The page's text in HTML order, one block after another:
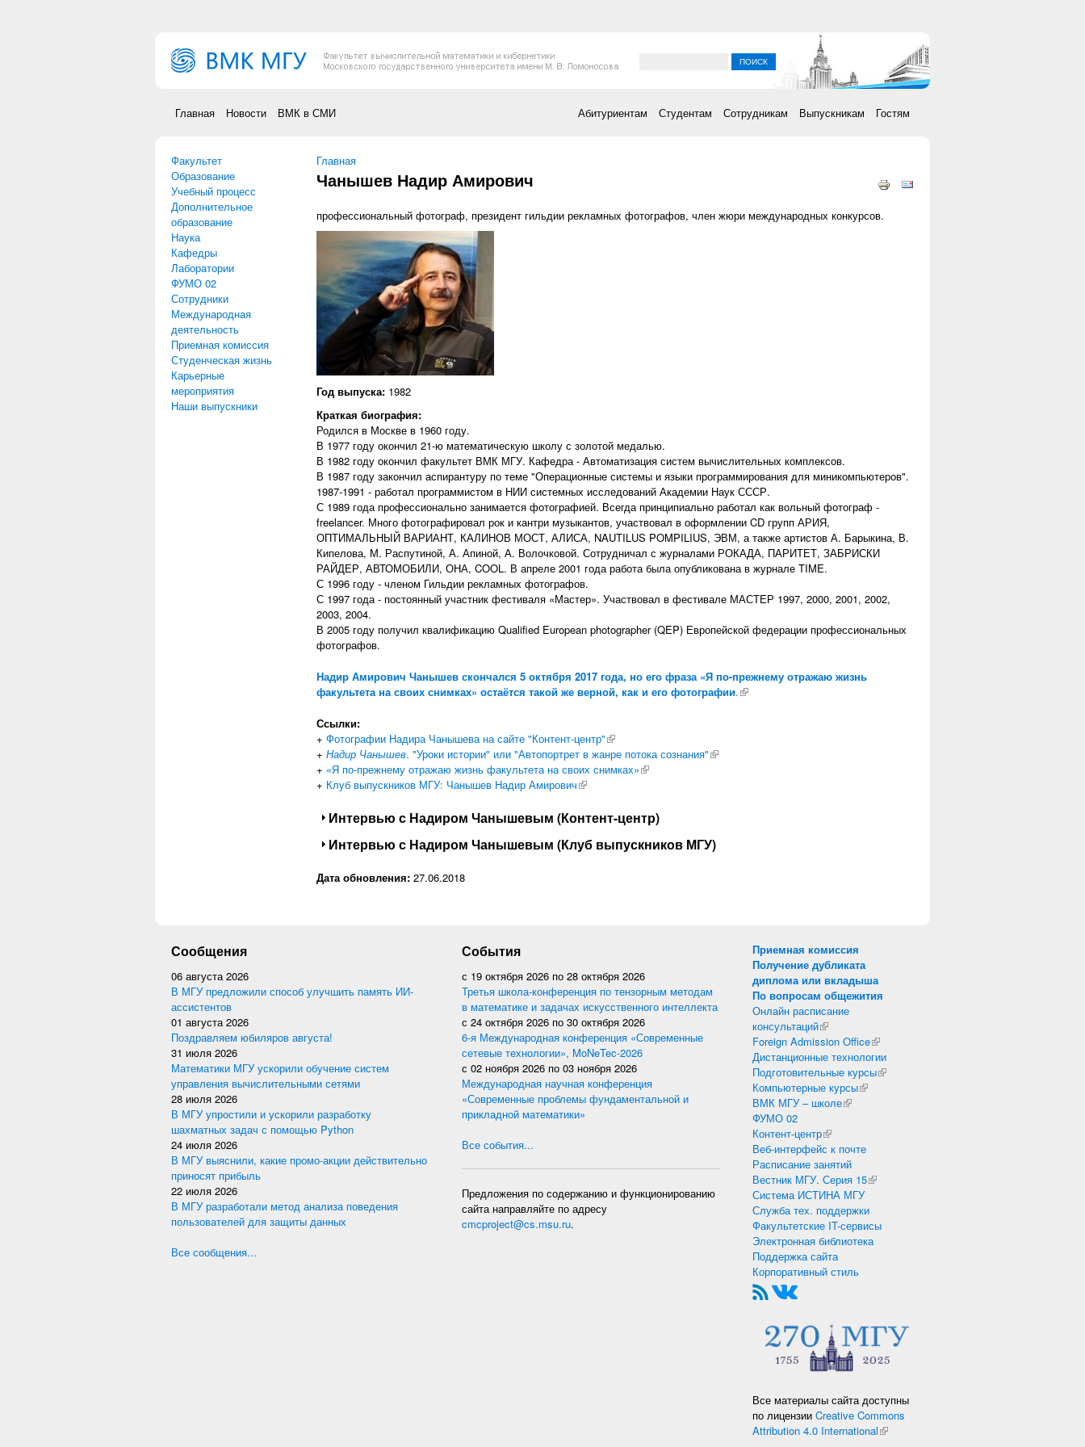
Главная Новости ВМК в СМИ Абитуриентам Студентам Сотрудникам Выпускникам Гостям
Факультет
Образование
Учебный процесс
Дополнительное
образование
Наука
Кафедры
Лаборатории
ФУМО 02
Сотрудники
Международная
деятельность
Приемная комиссия
Студенческая жизнь
Карьерные
мероприятия
Наши выпускники
Вы здесь
Главная
Чанышев Надир Амирович
профессиональный фотограф, президент гильдии рекламных фотографов, член жюри международных конкурсов.
Год выпуска: 1982
Краткая биография:
Родился в Москве в 1960 году.
В 1977 году окончил 21-ю математическую школу с золотой медалью.
В 1982 году окончил факультет ВМК МГУ. Кафедра - Автоматизация систем вычислительных комплексов.
В 1987 году закончил аспирантуру по теме "Операционные системы и языки программирования для миникомпьютеров".
1987-1991 - работал программистом в НИИ системных исследований Академии Наук СССР.
С 1989 года профессионально занимается фотографией. Всегда принципиально работал как вольный фотограф -
freelancer. Много фотографировал рок и кантри музыкантов, участвовал в оформлении CD групп АРИЯ,
ОПТИМАЛЬНЫЙ ВАРИАНТ, КАЛИНОВ МОСТ, АЛИСА, NAUTILUS POMPILIUS, ЭВМ, а также артистов А. Барыкина, В.
Кипелова, М. Распутиной, А. Апиной, А. Волочковой. Сотрудничал с журналами РОКАДА, ПАРИТЕТ, ЗАБРИСКИ
РАЙДЕР, АВТОМОБИЛИ, ОНА, COOL. В апреле 2001 года работа была опубликована в журнале TIME.
С 1996 году - членом Гильдии рекламных фотографов.
С 1997 года - постоянный участник фестиваля «Мастер». Участвовал в фестивале МАСТЕР 1997, 2000, 2001, 2002,
2003, 2004.
В 2005 году получил квалификацию Qualified European photographer (QEP) Европейской федерации профессиональных
фотографов.
Надир Амирович Чанышев скончался 5 октября 2017 года, но его фраза «Я по-прежнему отражаю жизнь
факультета на своих снимках» остаётся такой же верной, как и его фотографии.(внешняя ссылка)
Ссылки:
+ Фотографии Надира Чанышева на сайте "Контент-центр"(внешняя ссылка)
+ Надир Чанышев. "Уроки истории" или "Автопортрет в жанре потока сознания"(внешняя ссылка)
+ «Я по-прежнему отражаю жизнь факультета на своих снимках»(внешняя ссылка)
+ Клуб выпускников МГУ: Чанышев Надир Амирович(внешняя ссылка)
Показать
Интервью с Надиром Чанышевым (Контент-центр)
Показать
Интервью с Надиром Чанышевым (Клуб выпускников МГУ)
Дата обновления: 27.06.2018
Сообщения
06 августа 2026
В МГУ предложили способ улучшить память ИИ-
ассистентов
01 августа 2026
Поздравляем юбиляров августа!
31 июля 2026
Математики МГУ ускорили обучение систем
управления вычислительными сетями
28 июля 2026
В МГУ упростили и ускорили разработку
шахматных задач с помощью Python
24 июля 2026
В МГУ выяснили, какие промо-акции действительно
приносят прибыль
22 июля 2026
В МГУ разработали метод анализа поведения
пользователей для защиты данных
Все сообщения...
События
с 19 октября 2026 по 28 октября 2026
Третья школа-конференция по тензорным методам
в математике и задачах искусственного интеллекта
с 24 октября 2026 по 30 октября 2026
6-я Международная конференция «Современные
сетевые технологии», MoNeTec-2026
с 02 ноября 2026 по 03 ноября 2026
Международная научная конференция
«Современные проблемы фундаментальной и
прикладной математики»
Все события...
Предложения по содержанию и функционированию
сайта направляйте по адресу
cmcproject@cs.msu.ru.
Приемная комиссия
Получение дубликата
диплома или вкладыша
По вопросам общежития
Онлайн расписание
консультаций(внешняя ссылка)
Foreign Admission Office(внешняя ссылка)
Дистанционные технологии
Подготовительные курсы(внешняя ссылка)
Компьютерные курсы(внешняя ссылка)
ВМК МГУ – школе(внешняя ссылка)
ФУМО 02
Контент-центр(внешняя ссылка)
Веб-интерфейс к почте
Расписание занятий
Вестник МГУ. Серия 15(внешняя ссылка)
Система ИСТИНА МГУ
Служба тех. поддержки
Факультетские IT-сервисы
Электронная библиотека
Поддержка сайта
Корпоративный стиль
Все материалы сайта доступны
по лицензии Creative Commons
Attribution 4.0 International(внешняя ссылка)